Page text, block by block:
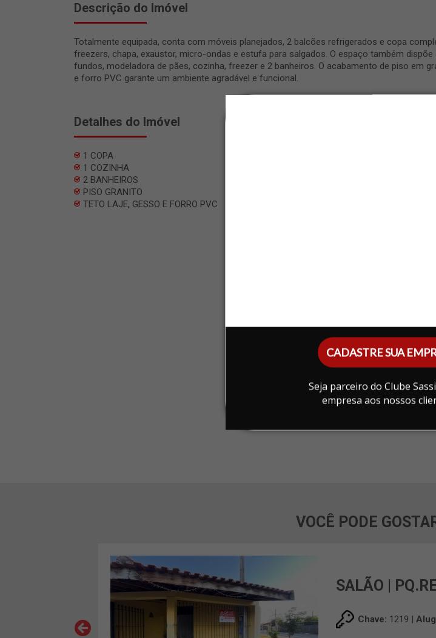
CADASTRE SUA
Seja parceiro do Clube
empresa aos nossos
Descrição do Imóvel
Totalmente equipada, conta com móveis planejados, 2 balcões refrigerados e copa
freezers, chapa, exaustor, micro-ondas e estufa para salgados. O espaço também dispõe
fundos, modeladora de pães, cozinha, freezer e 2 banheiros. O acabamento de piso em
e forro PVC garante um ambiente agradável e funcional.
Detalhes do Imóvel
1 COPA
1 COZINHA
2 BANHEIROS
PISO GRANITO
TETO LAJE, GESSO E FORRO PVC
VOCÊ PODE
SALÃO |
Chave: 1219 |